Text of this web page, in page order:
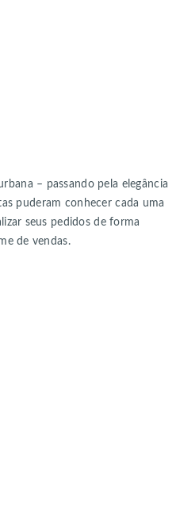
– passando pela elegância
puderam conhecer cada uma
seus pedidos de forma
de vendas.